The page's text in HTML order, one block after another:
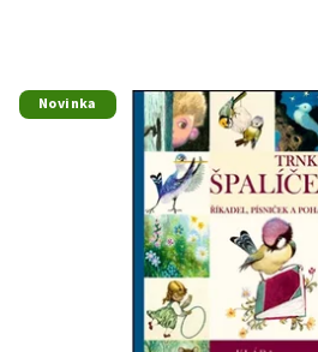
Novinka